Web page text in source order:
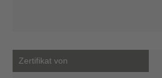
Zertifikat von